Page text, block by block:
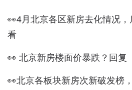
👀4月北京各区新房去化情况
看
👀 北京新房楼面价暴跌？回复
👀北京各板块新房次新破发榜